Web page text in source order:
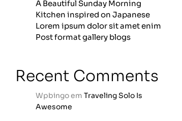
A Beautiful Sunday Morning
Kitchen inspired on Japanese
Lorem ipsum dolor sit amet enim
Post format gallery blogs
Recent Comments
Wpbingoem Traveling Solo Is
Awesome